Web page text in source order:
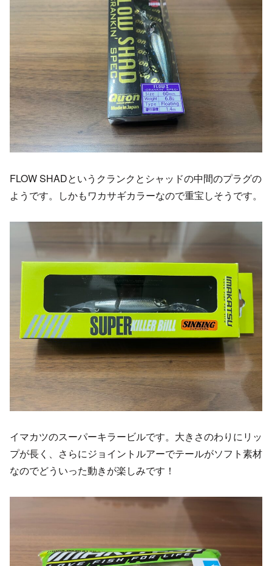
FLOW SHADというクランクとシャッドの中間のプラグの
ようです。しかもワカサギカラーなので重宝しそうです。
イマカツのスーパーキラービルです。大きさのわりにリッ
プが長く、さらにジョイントルアーでテールがソフト素材
なのでどういった動きが楽しみです！